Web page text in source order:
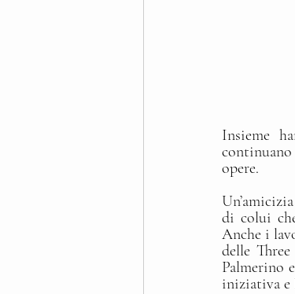
Insieme
opere.
di colui
Anche i
delle
Palmerino
iniziativa e